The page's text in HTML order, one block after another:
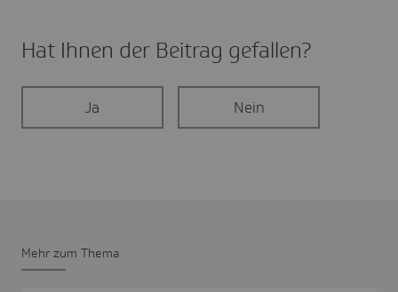
Hat Ihnen der Beitrag gefal­len?
Ja Nein
Mehr zum Thema